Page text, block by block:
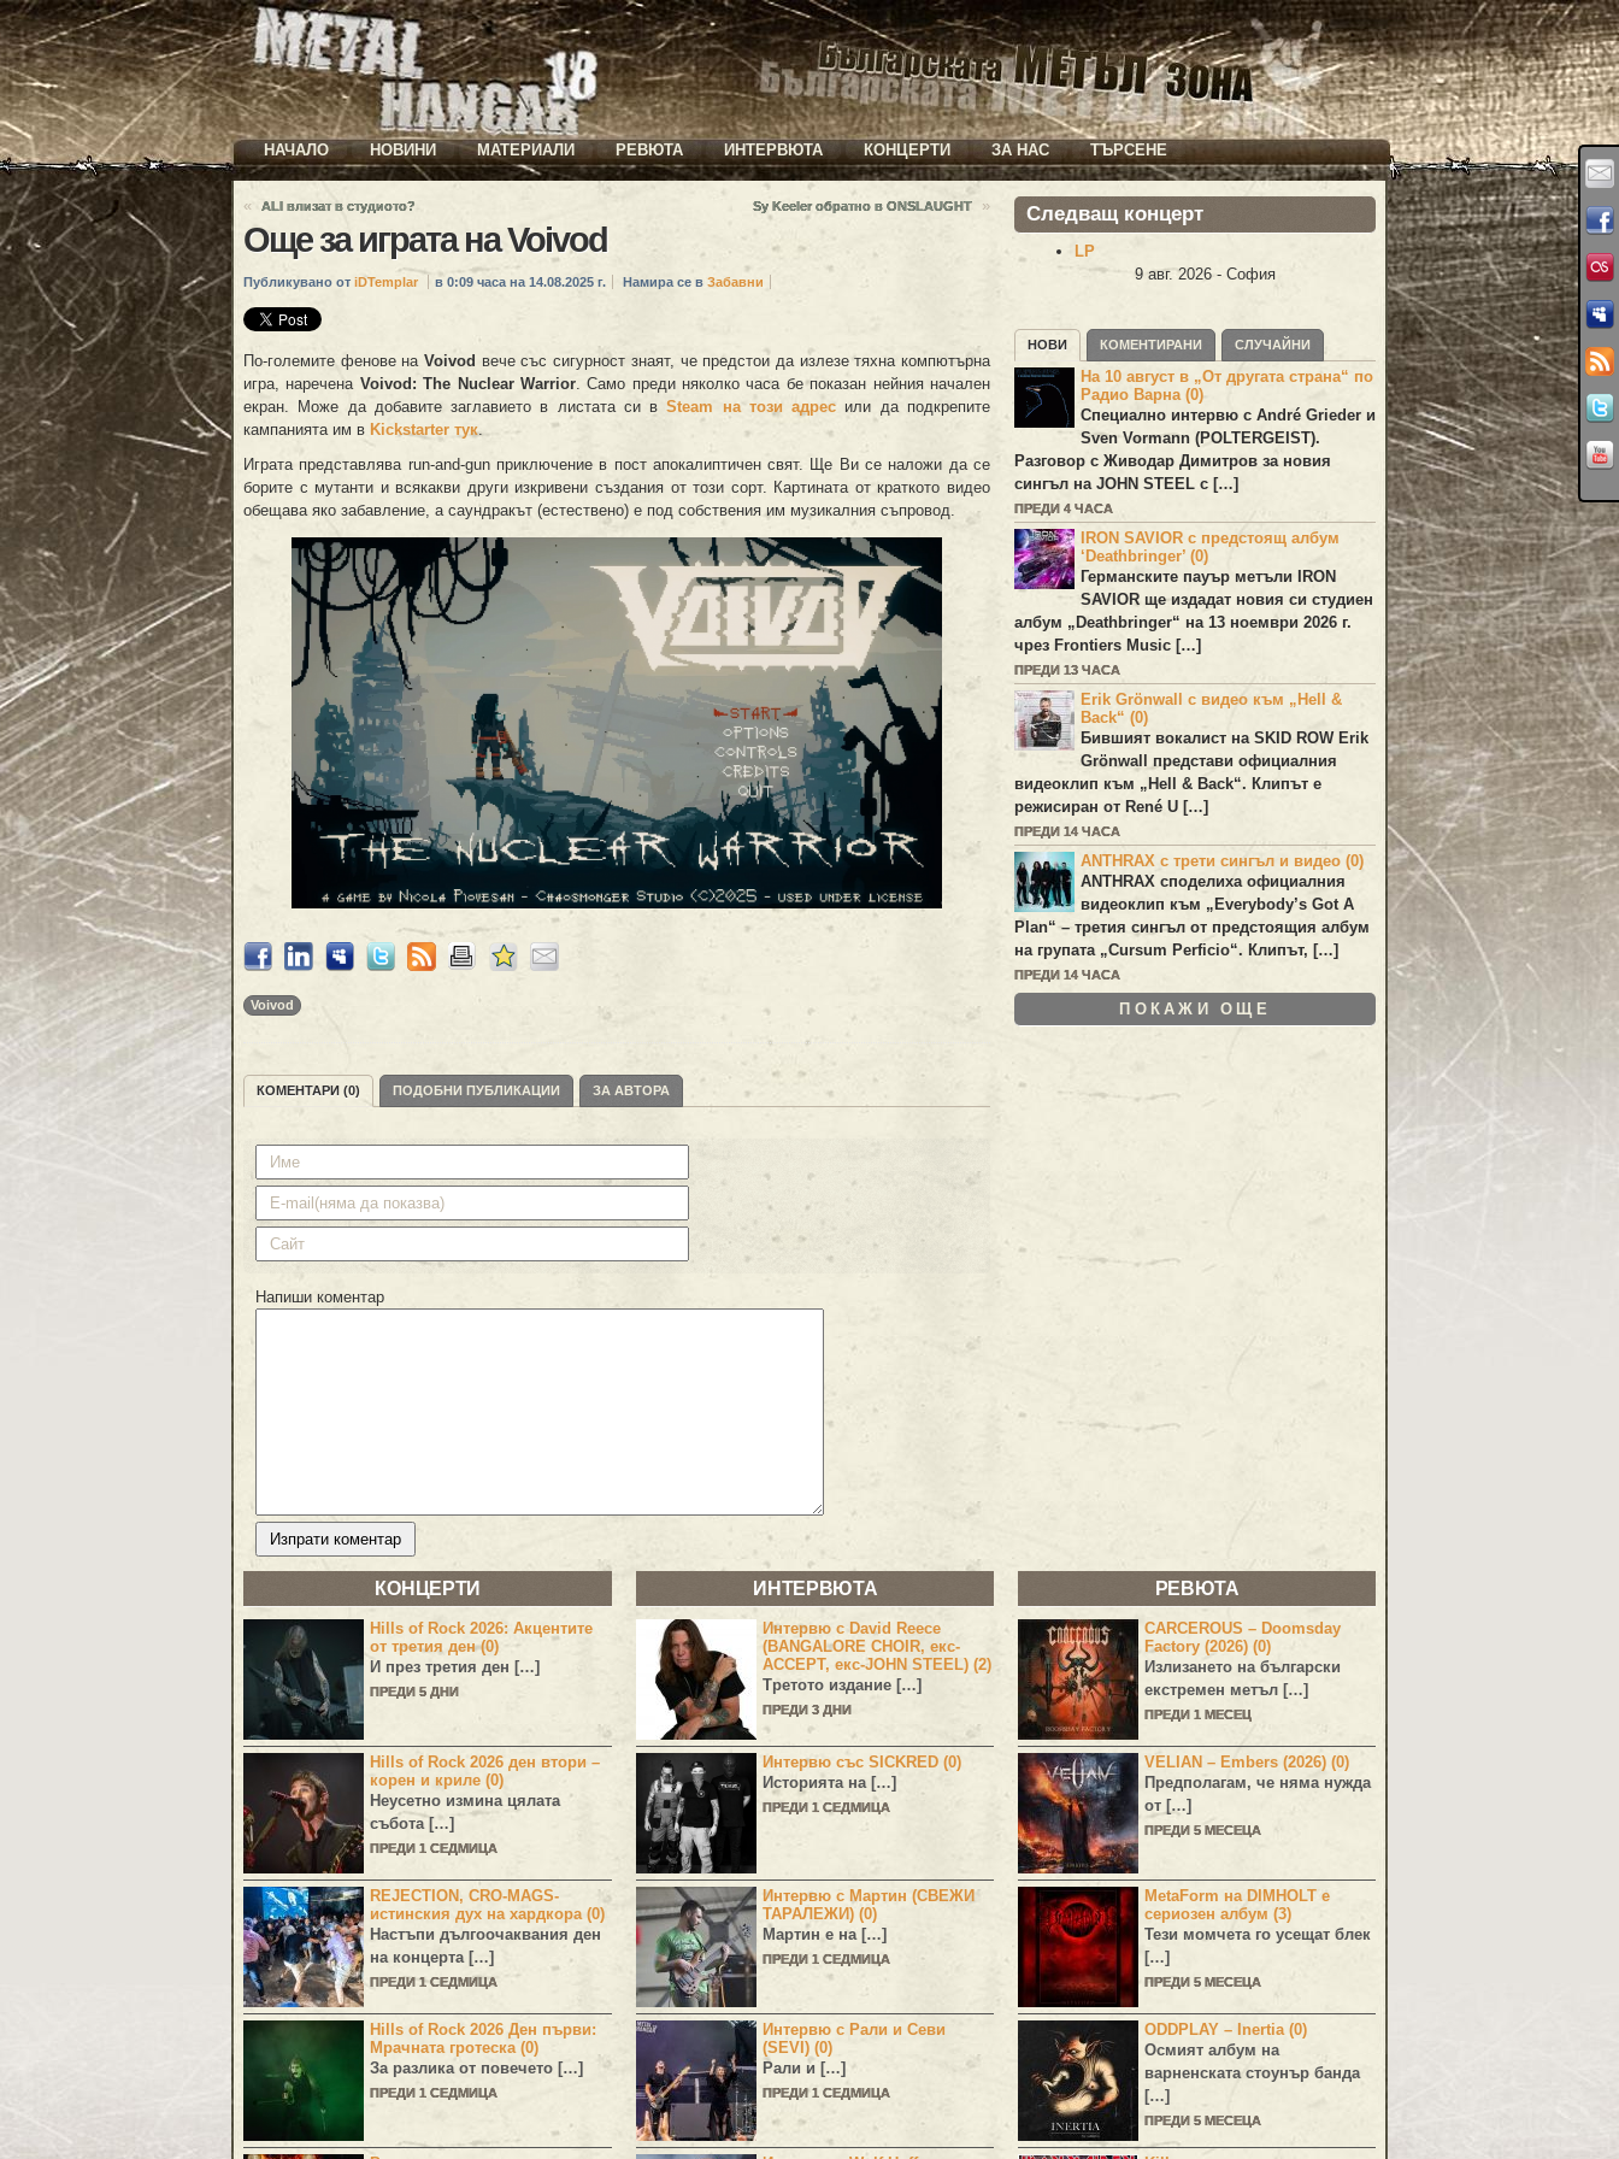
НАЧАЛО НОВИНИ МАТЕРИАЛИ РЕВЮТА ИНТЕРВЮТА КОНЦЕРТИ ЗА НАС ТЪРСЕНЕ
« ALI влизат в студиото? Sy Keeler обратно в ONSLAUGHT »
Още за играта на Voivod
Публикувано от iDTemplar в 0:09 часа на 14.08.2025 г. Намира се в Забавни
По-големите фенове наVoivod вече със сигурност знаят, че предстои да излезе тяхна компютърна
игра, наречена Voivod: The Nuclear Warrior. Само преди няколко часа бе показан нейния начален
екран. Може да добавите заглавието в листата си вSteam на този адрес или да подкрепите
кампанията им в Kickstarter тук.
Играта представлява run-and-gun приключение в пост апокалиптичен свят. Ще Ви се наложи да се
борите с мутанти и всякакви други изкривени създания от този сорт. Картината от краткото видео
обещава яко забавление, а саундракът (естествено) е под собствения им музикалния съпровод.
Voivod
КОМЕНТАРИ (0) ПОДОБНИ ПУБЛИКАЦИИ ЗА АВТОРА
Напиши коментар
Следващ концерт
LP
9 авг. 2026 - София
НОВИ КОМЕНТИРАНИ СЛУЧАЙНИ
На 10 август в „От другата страна“ по
Радио Варна (0)
Специално интервю с André Grieder и
Sven Vormann (POLTERGEIST).
Разговор с Живодар Димитров за новия
сингъл на JOHN STEEL с […]
ПРЕДИ 4 ЧАСА
IRON SAVIOR с предстоящ албум
‘Deathbringer’ (0)
Германските пауър метъли
IRON
SAVIOR ще издадат новия си студиен
албум „ Deathbringer“ на 13 ноември 2026 г.
чрез Frontiers Music […]
ПРЕДИ 13 ЧАСА
Erik Grönwall с видео към „Hell &
Back“ (0)
Бившият вокалист на SKID ROW Erik
Grönwall
представи официалния
видеоклип към „Hell & Back“. Клипът е
режисиран от René U […]
ПРЕДИ 14 ЧАСА
ANTHRAX с трети сингъл и видео (0)
ANTHRAX споделиха официалния
видеоклип към „ Everybody’s Got A
Plan“ – третия сингъл от предстоящия албум
на групата „Cursum Perficio“. Клипът, […]
ПРЕДИ 14 ЧАСА
ПОКАЖИ ОЩЕ
КОНЦЕРТИ
Hills of Rock 2026: Акцентите
от третия ден (0)
И през третия ден […]
ПРЕДИ 5 ДНИ
Hills of Rock 2026 ден втори –
корен и криле (0)
Неусетно измина цялата
събота […]
ПРЕДИ 1 СЕДМИЦА
REJECTION, CRO-MAGS-
истинския дух на хардкора (0)
Настъпи дългоочаквания ден
на концерта […]
ПРЕДИ 1 СЕДМИЦА
Hills of Rock 2026 Ден първи:
Мрачната гротеска (0)
За разлика от повечето […]
ПРЕДИ 1 СЕДМИЦА
ИНТЕРВЮТА
Интервю с David Reece
(BANGALORE CHOIR, екс-
ACCEPT, екс-JOHN STEEL) (2)
Третото издание […]
ПРЕДИ 3 ДНИ
Интервю със SICKRED (0)
Историята на […]
ПРЕДИ 1 СЕДМИЦА
Интервю с Мартин (СВЕЖИ
ТАРАЛЕЖИ) (0)
Мартин е на […]
ПРЕДИ 1 СЕДМИЦА
Интервю с Рали и Севи
(SEVI) (0)
Рали и […]
ПРЕДИ 1 СЕДМИЦА
РЕВЮТА
CARCEROUS – Doomsday
Factory (2026) (0)
Излизането на български
екстремен метъл […]
ПРЕДИ 1 МЕСЕЦ
VELIAN – Embers (2026) (0)
Предполагам, че няма нужда
от […]
ПРЕДИ 5 МЕСЕЦА
MetaForm на DIMHOLT е
сериозен албум (3)
Тези момчета го усещат блек
[…]
ПРЕДИ 5 МЕСЕЦА
ODDPLAY – Inertia (0)
Осмият албум на
варненската стоунър банда
[…]
ПРЕДИ 5 МЕСЕЦА